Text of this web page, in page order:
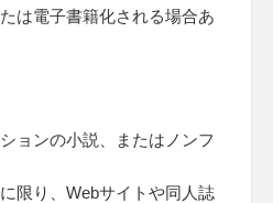
は電子書籍化される場合あ
ョンの小説、またはノンフ
限り、Webサイトや同人誌